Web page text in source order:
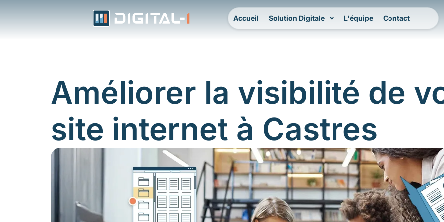
Aller
Accueil Solution Digitale L'équipe Contact
Améliorer la visibilité de
site internet à Castres